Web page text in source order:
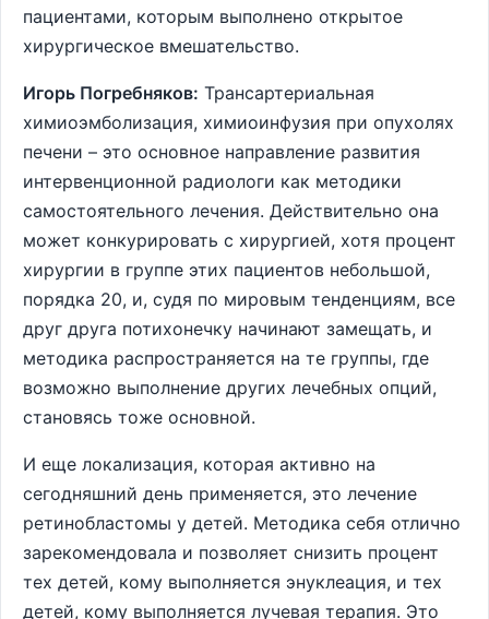
пациентами, которым выполнено открытое
хирургическое вмешательство.
Игорь Погребняков: Трансартериальная
химиоэмболизация, химиоинфузия при опухолях
печени – это основное направление развития
интервенционной радиологи как методики
самостоятельного лечения. Действительно она
может конкурировать с хирургией, хотя процент
хирургии в группе этих пациентов небольшой,
порядка 20, и, судя по мировым тенденциям, все
друг друга потихонечку начинают замещать, и
методика распространяется на те группы, где
возможно выполнение других лечебных опций,
становясь тоже основной.
И еще локализация, которая активно на
сегодняшний день применяется, это лечение
ретинобластомы у детей. Методика себя отлично
зарекомендовала и позволяет снизить процент
тех детей, кому выполняется энуклеация, и тех
детей, кому выполняется лучевая терапия. Это